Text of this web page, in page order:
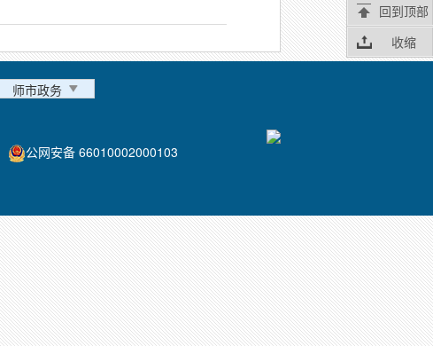
师市政务
公网安备 66010002000103
回到顶部
收缩